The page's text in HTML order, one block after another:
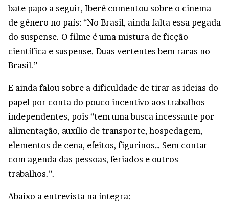
bate papo a seguir, Iberê comentou sobre o cinema
de gênero no país: “No Brasil, ainda falta essa pegada
do suspense. O filme é uma mistura de ficção
científica e suspense. Duas vertentes bem raras no
Brasil.”
E ainda falou sobre a dificuldade de tirar as ideias do
papel por conta do pouco incentivo aos trabalhos
independentes, pois “tem uma busca incessante por
alimentação, auxílio de transporte, hospedagem,
elementos de cena, efeitos, figurinos… Sem contar
com agenda das pessoas, feriados e outros
trabalhos.”.
Abaixo a entrevista na íntegra: